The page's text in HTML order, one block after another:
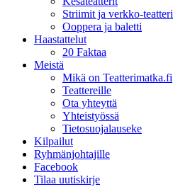
Striimit ja verkko-teatteri
Ooppera ja baletti
Haastattelut
20 Faktaa
Meistä
Mikä on Teatterimatka.fi
Teattereille
Ota yhteyttä
Yhteistyössä
Tietosuojalauseke
Kilpailut
Ryhmänjohtajille
Facebook
Tilaa uutiskirje